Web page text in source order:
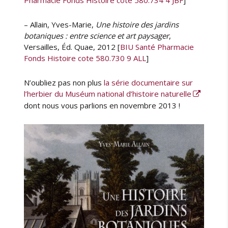
– Allain, Yves-Marie, Une histoire des jardins
botaniques : entre science et art paysager,
Versailles, Éd. Quae, 2012 [BIU Santé Pharmacie
Fonds Histoire cote 580.730 9 ALL]
N’oubliez pas non plusla série documentaire sur
l’herbier du Muséum national d’histoire naturelle
dont nous vous parlions en novembre 2013 !